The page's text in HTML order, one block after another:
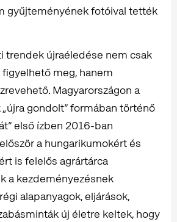
gyűjteményének fotóival tették
trendek újraéledése nem csak
meg, hanem
Magyarországon a
gondolt” formában történő
első ízben 2016-ban
a hungarikumokért és
is felelős agrártárca
a kezdeményezésnek
alapanyagok, eljárások,
új életre keltek, hogy